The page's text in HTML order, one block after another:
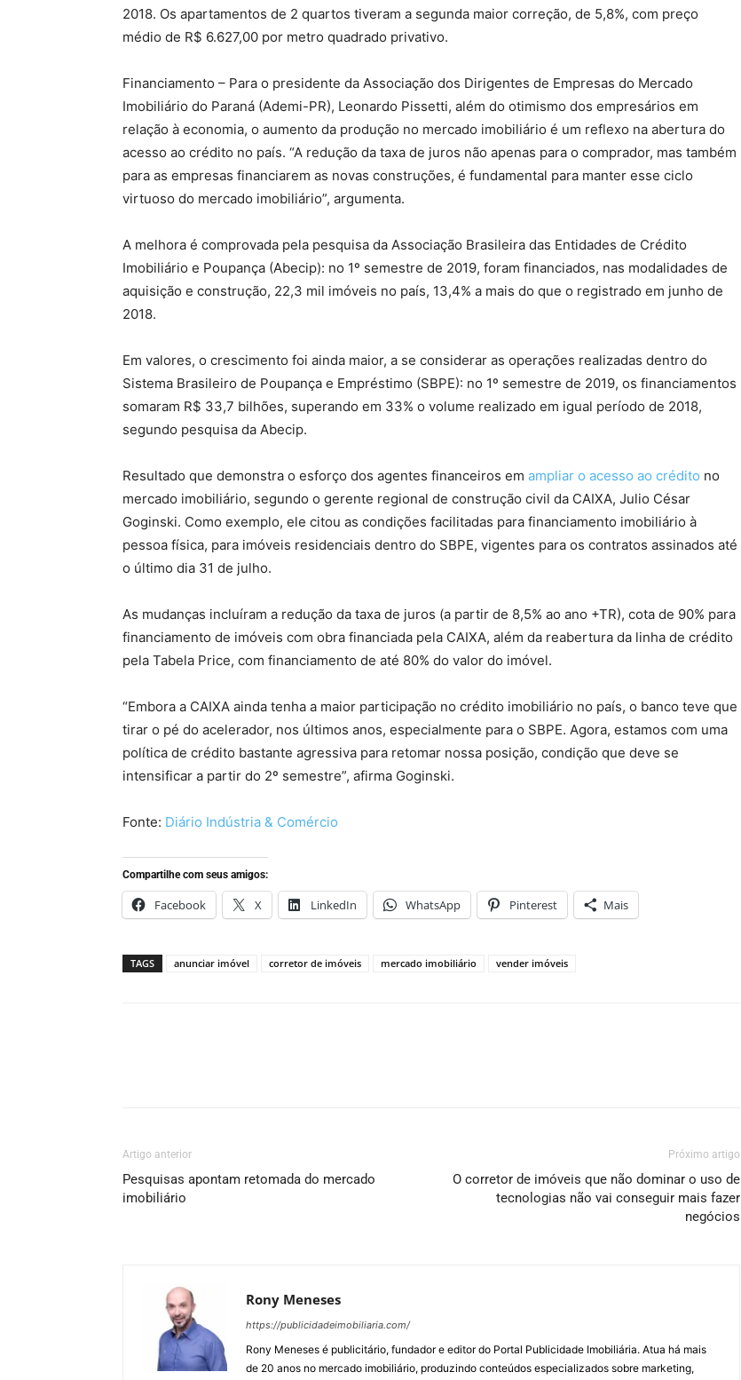
2018. Os apartamentos de 2 quartos tiveram a segunda maior correção, de 5,8%, com preço
médio de R$ 6.627,00 por metro quadrado privativo.
Financiamento – Para o presidente da Associação dos Dirigentes de Empresas do Mercado
Imobiliário do Paraná (Ademi-PR), Leonardo Pissetti, além do otimismo dos empresários em
relação à economia, o aumento da produção no mercado imobiliário é um reflexo na abertura do
acesso ao crédito no país. “A redução da taxa de juros não apenas para o comprador, mas também
para as empresas financiarem as novas construções, é fundamental para manter esse ciclo
virtuoso do mercado imobiliário”, argumenta.
A melhora é comprovada pela pesquisa da Associação Brasileira das Entidades de Crédito
Imobiliário e Poupança (Abecip): no 1º semestre de 2019, foram financiados, nas modalidades de
aquisição e construção, 22,3 mil imóveis no país, 13,4% a mais do que o registrado em junho de
2018.
Em valores, o crescimento foi ainda maior, a se considerar as operações realizadas dentro do
Sistema Brasileiro de Poupança e Empréstimo (SBPE): no 1º semestre de 2019, os financiamentos
somaram R$ 33,7 bilhões, superando em 33% o volume realizado em igual período de 2018,
segundo pesquisa da Abecip.
Resultado que demonstra o esforço dos agentes financeiros em ampliar o acesso ao crédito no
mercado imobiliário, segundo o gerente regional de construção civil da CAIXA, Julio César
Goginski. Como exemplo, ele citou as condições facilitadas para financiamento imobiliário à
pessoa física, para imóveis residenciais dentro do SBPE, vigentes para os contratos assinados até
o último dia 31 de julho.
As mudanças incluíram a redução da taxa de juros (a partir de 8,5% ao ano +TR), cota de 90% para
financiamento de imóveis com obra financiada pela CAIXA, além da reabertura da linha de crédito
pela Tabela Price, com financiamento de até 80% do valor do imóvel.
“Embora a CAIXA ainda tenha a maior participação no crédito imobiliário no país, o banco teve que
tirar o pé do acelerador, nos últimos anos, especialmente para o SBPE. Agora, estamos com uma
política de crédito bastante agressiva para retomar nossa posição, condição que deve se
intensificar a partir do 2º semestre”, afirma Goginski.
Fonte: Diário Indústria & Comércio
Compartilhe com seus amigos:
Facebook X LinkedIn WhatsApp Pinterest Mais
TAGS anunciar imóvel corretor de imóveis mercado imobiliário vender imóveis
Artigo anterior
Pesquisas apontam retomada do mercado
imobiliário
Próximo artigo
O corretor de imóveis que não dominar o uso de
tecnologias não vai conseguir mais fazer
negócios
Rony Meneses
https://publicidadeimobiliaria.com/
Rony Meneses é publicitário, fundador e editor do Portal Publicidade Imobiliária. Atua há mais
de 20 anos no mercado imobiliário, produzindo conteúdos especializados sobre marketing,